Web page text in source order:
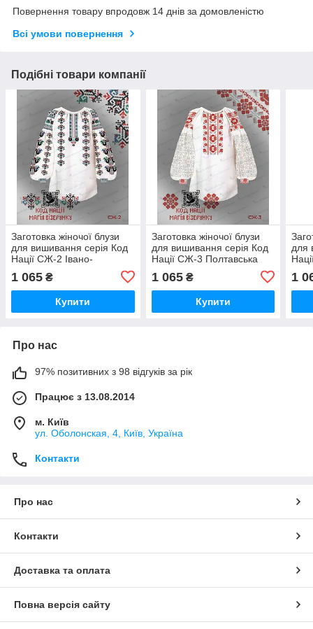
Повернення товару впродовж 14 днів за домовленістю
Всі умови повернення
Подібні товари компанії
Заготовка жіночої блузи
для вишивання серія Код
Нації СЖ-2 Івано-
1 065 ₴
Купити
Заготовка жіночої блузи
для вишивання серія Код
Нації СЖ-3 Полтавська
1 065₴
Купити
для
1
Про нас
97% позитивних з 98 відгуків за рік
Працює з 13.08.2014
м. Київ
ул. Оболонская, 4, Київ, Україна
Контакти
Про нас
Контакти
Доставка та оплата
Повна версія сайту